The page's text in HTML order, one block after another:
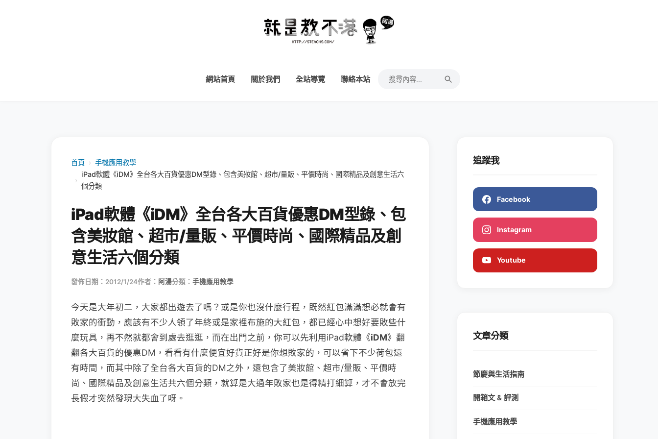
網站首頁 關於我們 全站導覽 聯絡本站
首頁 › 手機應用教學
›
iPad軟體《iDM》全台各大百貨優惠DM型錄、包含美妝館、超市/量販、平價時尚、國際精品及創意生活六
個分類
iPad軟體《iDM》全台各大百貨優惠DM型錄、包
含美妝館、超市/量販、平價時尚、國際精品及創
意生活六個分類
發佈日期：2012/1/24作者： 阿湯分類： 手機應用教學
今天是大年初二，大家都出遊去了嗎？或是你也沒什麼行程，既然紅包滿滿想必就會有
敗家的衝動，應該有不少人領了年終或是家裡布施的大紅包，都已經心中想好要敗些什
麼玩具，再不然就都會到處去逛逛，而在出門之前，你可以先利用iPad軟體《iDM》翻
翻各大百貨的優惠DM，看看有什麼便宜好貨正好是你想敗家的，可以省下不少荷包還
有時間，而其中除了全台各大百貨的DM之外，還包含了美妝館、超市/量販、平價時
尚、國際精品及創意生活共六個分類，就算是大過年敗家也是得精打細算，才不會放完
長假才突然發現大失血了呀。
追蹤我
Facebook
Instagram
Youtube
文章分類
節慶與生活指南
開箱文 & 評測
手機應用教學